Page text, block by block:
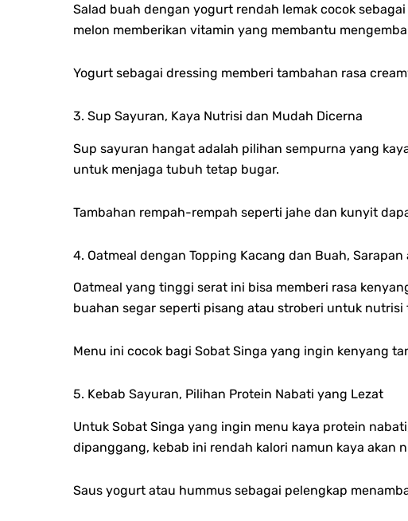
Salad buah dengan yogurt rendah lemak cocok
melon memberikan vitamin yang membantu
Yogurt sebagai dressing memberi tambahan rasa
3. Sup Sayuran, Kaya Nutrisi dan Mudah Dicerna
Sup sayuran hangat adalah pilihan sempurna yang
untuk menjaga tubuh tetap bugar.
Tambahan rempah-rempah seperti jahe dan kunyit
4. Oatmeal dengan Topping Kacang dan Buah, Sarapan
Oatmeal yang tinggi serat ini bisa memberi rasa
buahan segar seperti pisang atau stroberi untuk nutrisi
Menu ini cocok bagi Sobat Singa yang ingin kenyang
5. Kebab Sayuran, Pilihan Protein Nabati yang Lezat
Untuk Sobat Singa yang ingin menu kaya protein
dipanggang, kebab ini rendah kalori namun kaya akan
Saus yogurt atau hummus sebagai pelengkap